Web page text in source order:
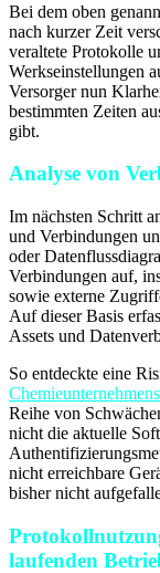
Bei dem oben
nach kurzer Zeit
veraltete Protokolle
Werkseinstellungen
Versorger nun
bestimmten Zeiten
gibt.
Analyse von
Im nächsten Schritt
und Verbindungen
oder
Verbindungen auf,
sowie externe
Auf dieser Basis
Assets und
So entdeckte eine
Chemieunternehmens
Reihe von
nicht die aktuelle
nicht erreichbare
bisher nicht
laufenden